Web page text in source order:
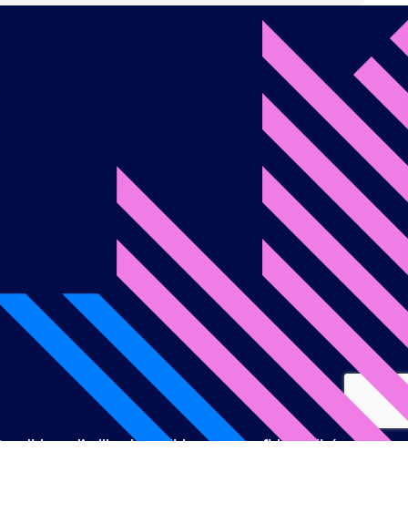
d’utilisationPolitique de confidentialité